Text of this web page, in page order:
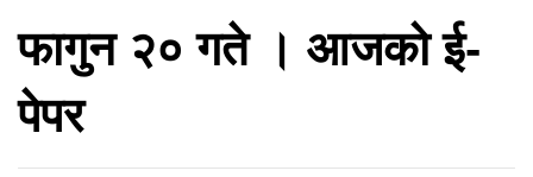
फागुन २० गते । आजको ई-
पेपर